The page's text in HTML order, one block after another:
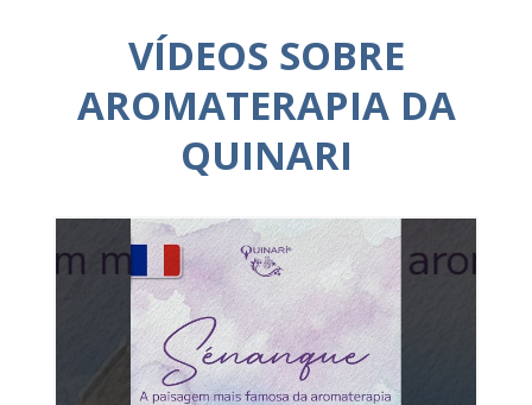
VÍDEOS SOBRE
AROMATERAPIA DA
QUINARI